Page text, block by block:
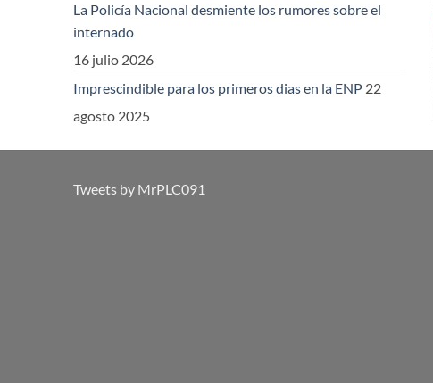
La Policía Nacional desmiente los rumores sobre el
internado
16 julio 2026
Imprescindible para los primeros dias en la ENP 22
agosto 2025
Tweets by MrPLC091